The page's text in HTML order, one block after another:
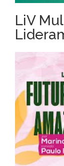
LiV